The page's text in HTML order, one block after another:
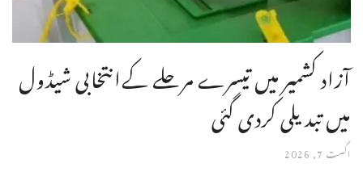
آزاد کشمیر میں تیسرے مرحلے کےانتخابی شیڈول
میں تبدیلی کردی گئی
اگست 7, 2026